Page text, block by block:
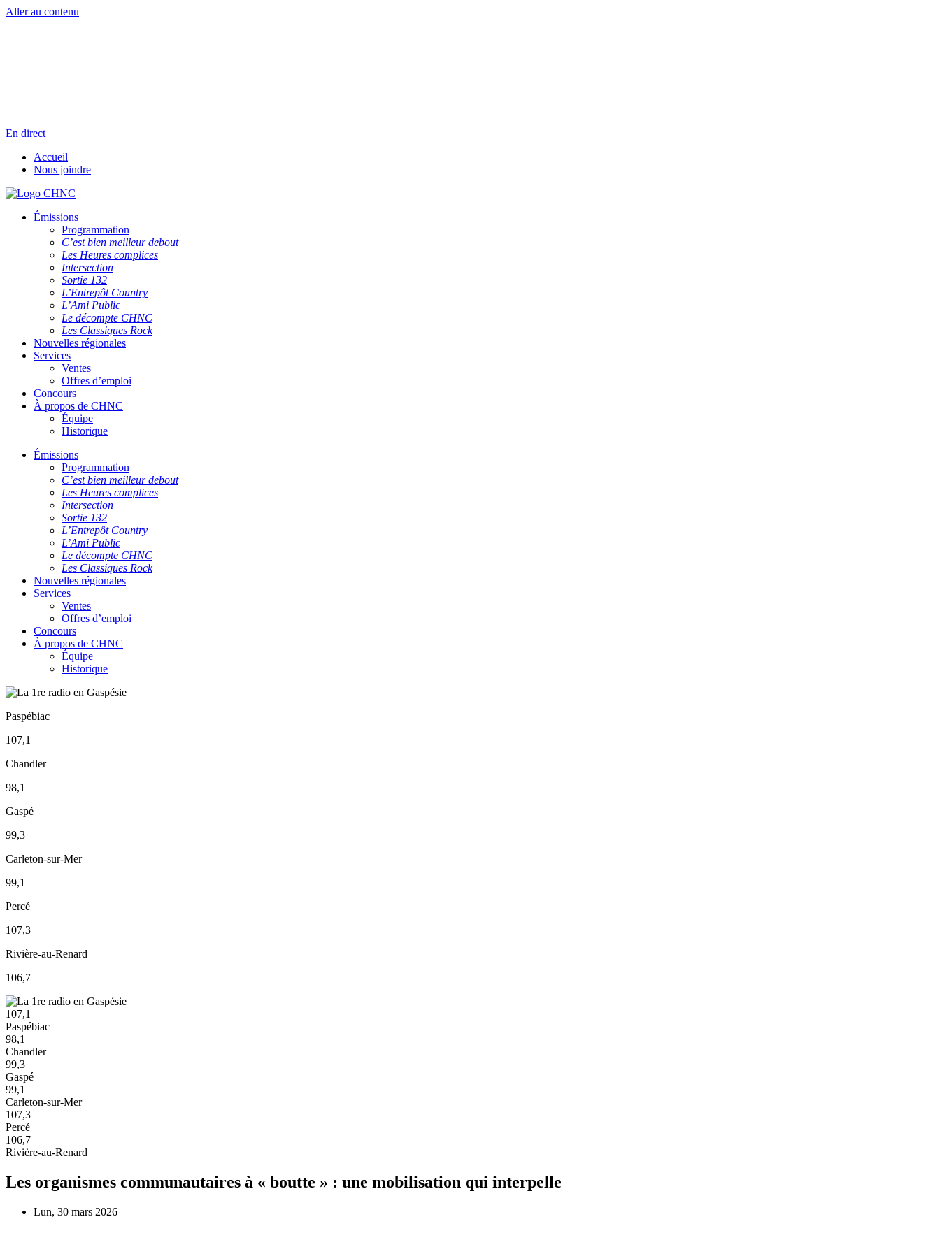
Aller au contenu
En direct
Accueil
Nous joindre
Émissions
Programmation
C’est bien meilleur debout
Les Heures complices
Intersection
Sortie 132
L’Entrepôt Country
L’Ami Public
Le décompte CHNC
Les Classiques Rock
Nouvelles régionales
Services
Ventes
Offres d’emploi
Concours
À propos de CHNC
Équipe
Historique
Émissions
Programmation
C’est bien meilleur debout
Les Heures complices
Intersection
Sortie 132
L’Entrepôt Country
L’Ami Public
Le décompte CHNC
Les Classiques Rock
Nouvelles régionales
Services
Ventes
Offres d’emploi
Concours
À propos de CHNC
Équipe
Historique
Paspébiac
107,1
Chandler
98,1
Gaspé
99,3
Carleton-sur-Mer
99,1
Percé
107,3
Rivière-au-Renard
106,7
107,1
Paspébiac
98,1
Chandler
99,3
Gaspé
99,1
Carleton-sur-Mer
107,3
Percé
106,7
Rivière-au-Renard
Les organismes communautaires à « boutte » : une mobilisation qui interpelle
Lun, 30 mars 2026